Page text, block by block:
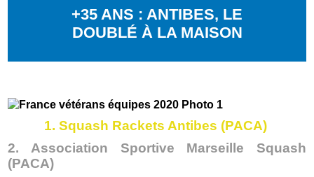
+35 ANS : ANTIBES, LE
DOUBLÉ À LA MAISON
1. Squash Rackets Antibes (PACA)
2. Association Sportive Marseille Squash
(PACA)